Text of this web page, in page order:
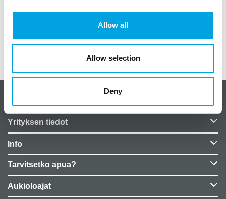
Allow all
Allow selection
Deny
halkaisija noin 25cm
Yrityksen tiedot
Info
Tarvitsetko apua?
Aukioloajat